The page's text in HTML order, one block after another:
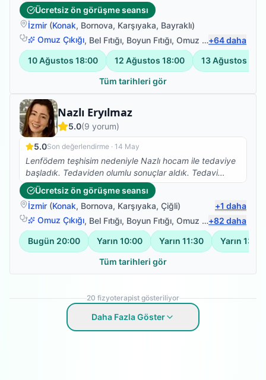
Ücretsiz ön görüşme seansı
İzmir (Konak, Bornova, Karşıyaka, Bayraklı)
Omuz Çıkığı, Bel Fıtığı, Boyun Fıtığı, Omuz Bağ Yaralanması +64daha
10 Ağustos 18:00 12 Ağustos 18:00 13 Ağustos
Tüm tarihleri gör
Nazlı Eryılmaz
Fizyoterapist
5.0(9 yorum)
5.0Son değerlendirme · 14 May
Lenfödem teşhisim nedeniyle Nazlı hocam ile tedaviye
başladık. Tedaviden olumlu sonuçlar aldık. Tedavi
sürecimizde her konuda beni bilgilendirmesinden,
ilgisinden, özeninden ve iletişiminden çok memnun
kaldım. Kendisi lenfödem konusunda kendisini
geliştirmiş ve geliştiren bir fizyoterapist. İhtiyacı olan
herkese gönül rahatlığıyla öneririm.
Ücretsiz ön görüşme seansı
İzmir (Konak, Bornova, Karşıyaka, Çiğli) +1 daha
Omuz Çıkığı, Bel Fıtığı, Boyun Fıtığı, Omuz Bağ Yaralanması +82 daha
Bugün 20:00 Yarın 10:00 Yarın 11:30 Yarın 13:00
Tüm tarihleri gör
20 fizyoterapist gösteriliyor
Daha Fazla Göster